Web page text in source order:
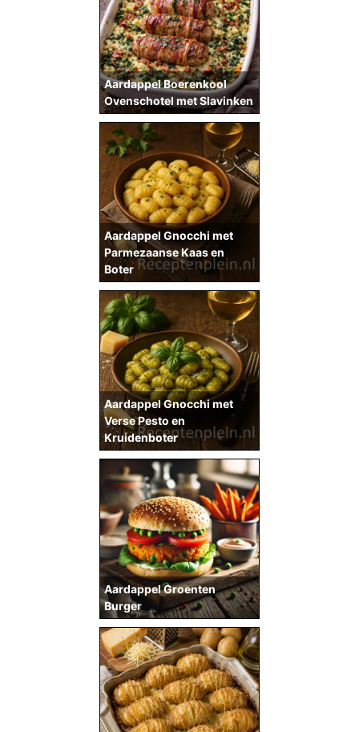
Aardappel Boerenkool
Ovenschotel met Slavinken
Aardappel Gnocchi met
Parmezaanse Kaas en
Boter
Aardappel Gnocchi met
Verse Pesto en
Kruidenboter
Aardappel Groenten
Burger